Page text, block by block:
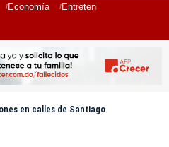
Economía Entretenimiento
en calles de Santiago